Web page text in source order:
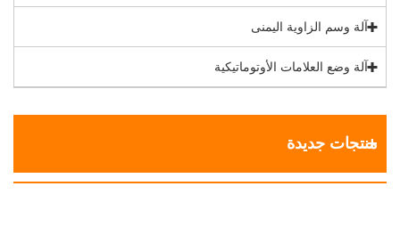
آلة وسم الزاوية اليمنى
آلة وضع العلامات الأوتوماتيكية
منتجات جديدة